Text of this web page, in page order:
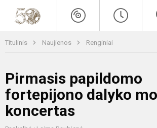
Titulinis Naujienos Renginiai
Pirmasis papildomo
fortepijono dalyko
koncertas